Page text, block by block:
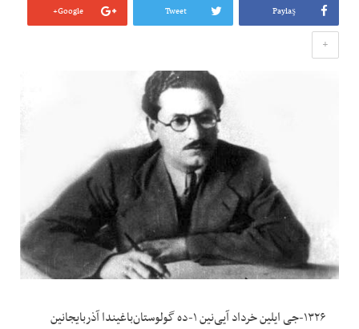
Paylaş
Tweet
Google+
+
۱۳۲۶-جی ایلین خرداد آیی‌نین ۱-ده گولوستان‌باغیندا آذربایجانین